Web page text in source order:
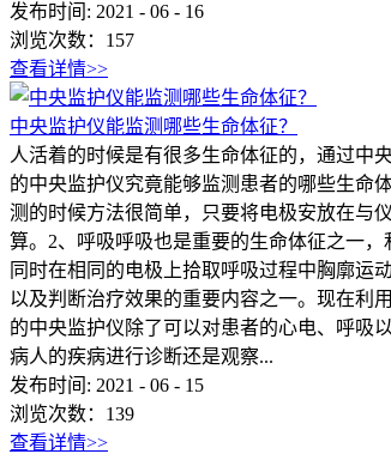
发布时间: 2021 - 06 - 16
浏览次数： 157
查看详情>>
中央监护仪能监测哪些生命体征？
人活着的时候是有很多生命体征的，通过中
的中央监护仪‍究竟能够监测患者的哪些生命
测的时候方法很简单，只要将电极安放在与
算。2、呼吸呼吸也是重要的生命体征之一
同时在相同的电极上拾取呼吸过程中胸廓运
以及判断治疗效果的重要内容之一。现在利
的中央监护仪‍除了可以对患者的心电、呼吸
病人的疾病进行诊断还是观察...
发布时间: 2021 - 06 - 15
浏览次数： 139
查看详情>>